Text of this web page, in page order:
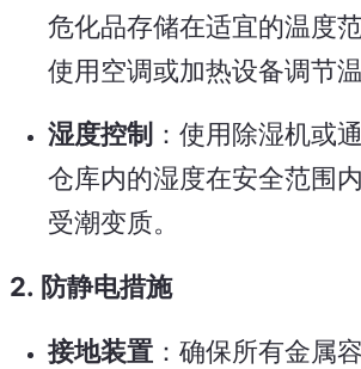
危化品存储在适宜的温度
使用空调或加热设备调节温
湿度控制 ：使用除湿机或
仓库内的湿度在安全范围
受潮变质。
2. 防静电措施
接地装置 ：确保所有金属